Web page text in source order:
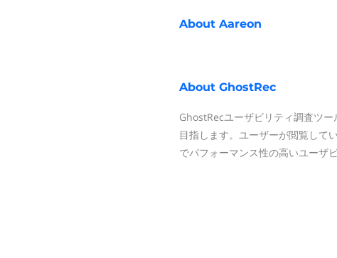
About Aareon
About GhostRec
GhostRecユーザビリティ調査ツ
目指します。ユーザーが閲覧して
でパフォーマンス性の高いユーザ